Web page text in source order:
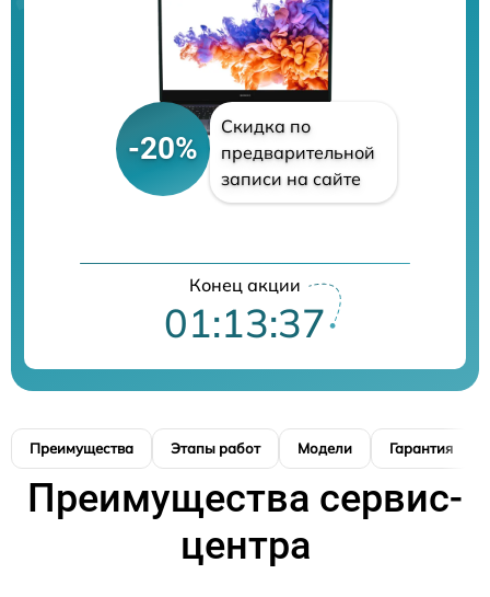
-20%
Скидка по
предварительной
записи на сайте
Конец акции
01:13:36
Преимущества Этапы работ Модели Гарантия
Преимущества сервис-
центра